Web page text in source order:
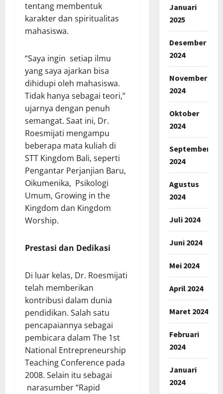
tentang membentuk
karakter dan spiritualitas
mahasiswa.
“Saya ingin setiap ilmu
yang saya ajarkan bisa
dihidupi oleh mahasiswa.
Tidak hanya sebagai teori,”
ujarnya dengan penuh
semangat. Saat ini, Dr.
Roesmijati mengampu
beberapa mata kuliah di
STT Kingdom Bali, seperti
Pengantar Perjanjian Baru,
Oikumenika, Psikologi
Umum, Growing in the
Kingdom dan Kingdom
Worship.
Prestasi dan Dedikasi
Di luar kelas, Dr. Roesmijati
telah memberikan
kontribusi dalam dunia
pendidikan. Salah satu
pencapaiannya sebagai
pembicara dalam The 1st
National Entrepreneurship
Teaching Conference pada
2008. Selain itu sebagai
narasumber “Rapid
Januari
2025
Desember
2024
November
2024
Oktober
2024
September
2024
Agustus
2024
Juli 2024
Juni 2024
Mei 2024
April 2024
Maret 2024
Februari
2024
Januari
2024